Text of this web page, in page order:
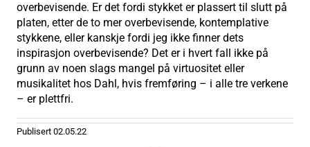
overbevisende. Er det fordi stykket er plassert til slutt på
platen, etter de to mer overbevisende, kontemplative
stykkene, eller kanskje fordi jeg ikke finner dets
inspirasjon overbevisende? Det er i hvert fall ikke på
grunn av noen slags mangel på virtuositet eller
musikalitet hos Dahl, hvis fremføring – i alle tre verkene
– er plettfri.
Publisert 02.05.22